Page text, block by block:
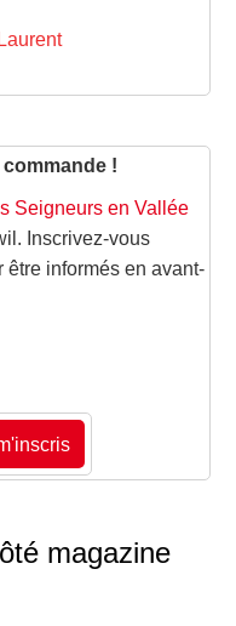
!
Seigneurs en Vallée
Inscrivez-vous
être informés en avant-
magazine